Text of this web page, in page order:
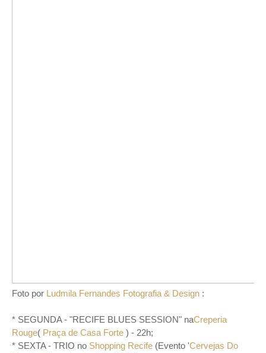
Foto por Ludmila Fernandes Fotografia & Design :
* SEGUNDA - "RECIFE BLUES SESSION" naCreperia
Rouge( Praça de Casa Forte ) - 22h;
* SEXTA - TRIO no Shopping Recife (Evento 'Cervejas Do